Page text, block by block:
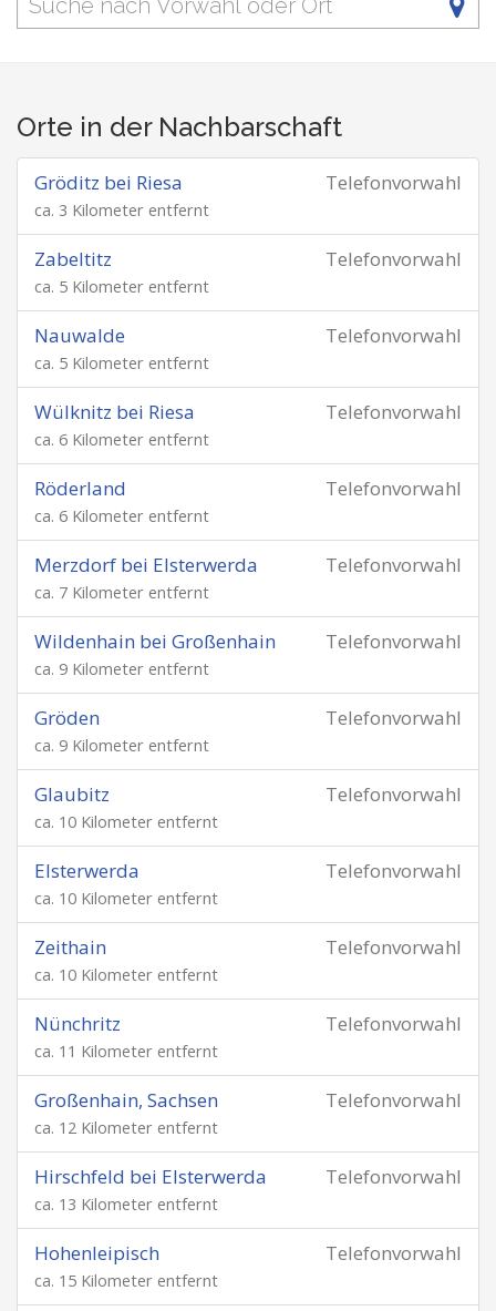
Orte in der Nachbarschaft
Telefonvorwahl
Gröditz bei Riesa
ca. 3 Kilometer entfernt
Telefonvorwahl
Zabeltitz
ca. 5 Kilometer entfernt
Telefonvorwahl
Nauwalde
ca. 5 Kilometer entfernt
Telefonvorwahl
Wülknitz bei Riesa
ca. 6 Kilometer entfernt
Telefonvorwahl
Röderland
ca. 6 Kilometer entfernt
Telefonvorwahl
Merzdorf bei Elsterwerda
ca. 7 Kilometer entfernt
Telefonvorwahl
Wildenhain bei Großenhain
ca. 9 Kilometer entfernt
Telefonvorwahl
Gröden
ca. 9 Kilometer entfernt
Telefonvorwahl
Glaubitz
ca. 10 Kilometer entfernt
Telefonvorwahl
Elsterwerda
ca. 10 Kilometer entfernt
Telefonvorwahl
Zeithain
ca. 10 Kilometer entfernt
Telefonvorwahl
Nünchritz
ca. 11 Kilometer entfernt
Telefonvorwahl
Großenhain, Sachsen
ca. 12 Kilometer entfernt
Telefonvorwahl
Hirschfeld bei Elsterwerda
ca. 13 Kilometer entfernt
Telefonvorwahl
Hohenleipisch
ca. 15 Kilometer entfernt